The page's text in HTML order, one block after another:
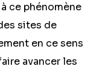
ce phénomène
sites de
en ce sens
avancer les